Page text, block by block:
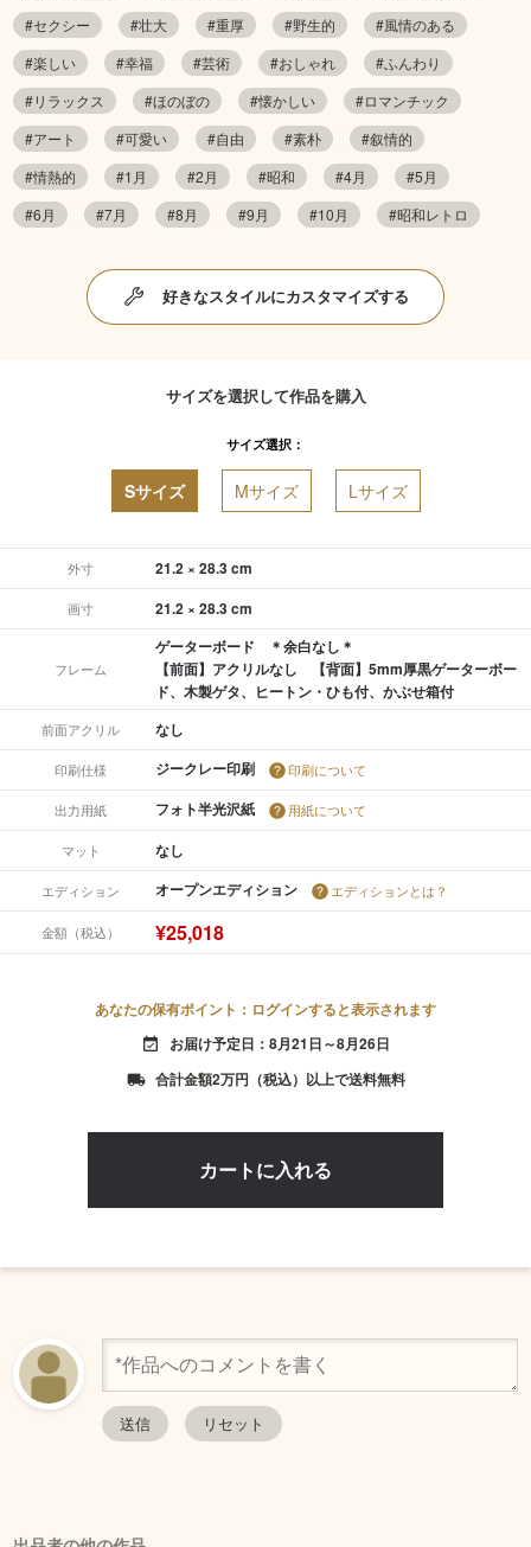
#セクシー
#壮大 #重厚 #野生的
#風情のある
#楽しい
#幸福 #芸術 #おしゃれ
#ふんわり
#リラックス
#ほのぼの #懐かしい
#ロマンチック
#アート
#可愛い #自由 #素朴
#叙情的
#情熱的
#1月 #2月 #昭和 #4月
#5月
#6月
#7月 #8月 #9月 #10月 #昭和レトロ
好きなスタイルにカスタマイズする
サイズを選択して作品を購入
サイズ選択：
Sサイズ Mサイズ Lサイズ
外寸 21.2 × 28.3 cm
画寸 21.2 × 28.3 cm
フレーム
ゲーターボード ＊余白なし＊
【前面】アクリルなし 【背面】5mm厚黒ゲーターボー
ド、木製ゲタ、ヒートン・ひも付、かぶせ箱付
前面アクリル なし
印刷仕様 ジークレー印刷 印刷について
出力用紙 フォト半光沢紙 用紙について
マット なし
エディション オープンエディション エディションとは？
金額（税込） ¥25,018
あなたの保有ポイント：ログインすると表示されます
event_available お届け予定日：8月21日～8月26日
local_shipping 合計金額2万円（税込）以上で送料無料